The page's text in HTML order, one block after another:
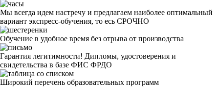
Мы всегда идем настречу и предлагаем наиболее оптимальный
вариант экспресс-обучения, то есь СРОЧНО
Обучение в удобное время без отрыва от производства
Гарантия легитимности! Дипломы, удостоверения и
свидетельства в базе ФИС ФРДО
Широкий перечень образовательных программ